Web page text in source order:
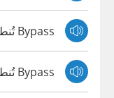
Bypass تُنطق Joanna
Bypass تُنطق Kendra